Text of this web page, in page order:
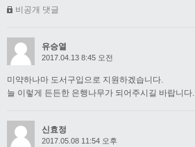
비공개 댓글
유승열
2017.04.13 8:45 오전
미약하나마 도서구입으로 지원하겠습니다.
늘 이렇게 든든한 은행나무가 되어주시길 바랍니다.
신효정
2017.05.08 11:54 오후